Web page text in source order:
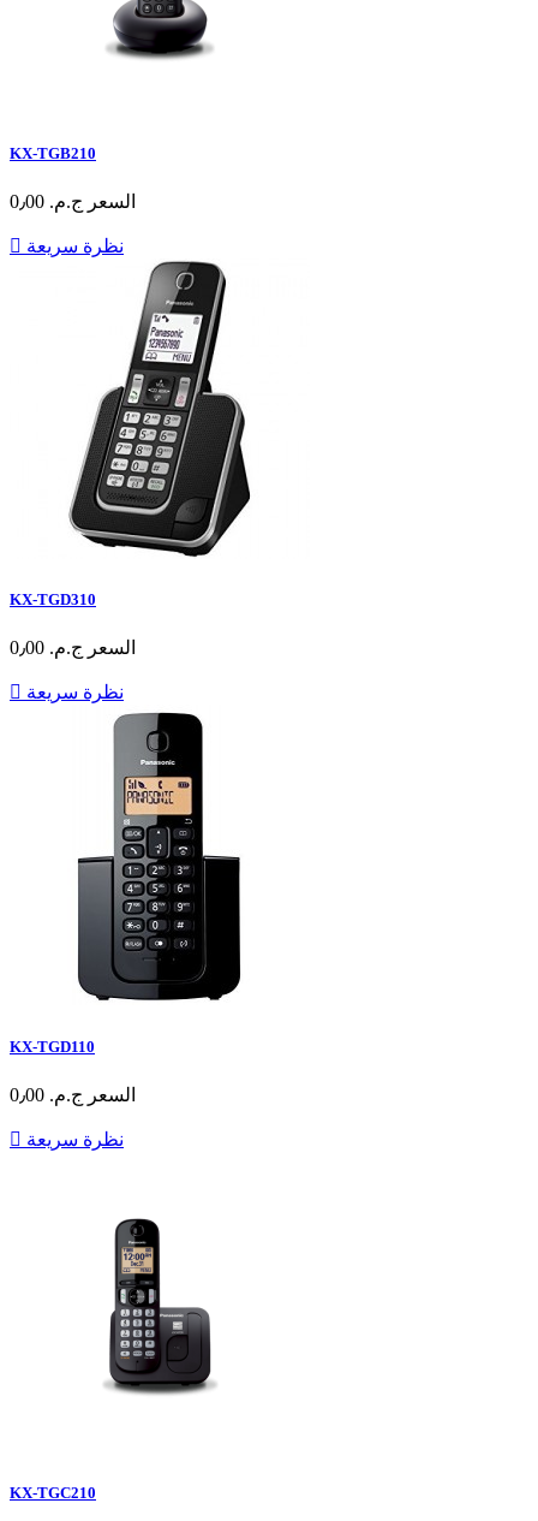
KX-TGB210
السعر ج.م.‏ 0٫00
 نظرة سريعة
KX-TGD310
السعر ج.م.‏ 0٫00
 نظرة سريعة
KX-TGD110
السعر ج.م.‏ 0٫00
 نظرة سريعة
KX-TGC210